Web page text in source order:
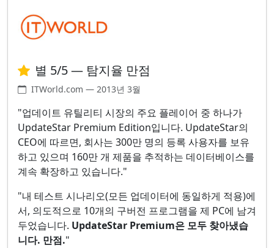
별 5/5 — 탐지율 만점
ITWorld.com — 2013년 3월
"업데이트 유틸리티 시장의 주요 플레이어 중 하나가
UpdateStar Premium Edition입니다. UpdateStar의
CEO에 따르면, 회사는 300만 명의 등록 사용자를 보유
하고 있으며 160만 개 제품을 추적하는 데이터베이스를
계속 확장하고 있습니다."
"내 테스트 시나리오(모든 업데이터에 동일하게 적용)에
서, 의도적으로 10개의 구버전 프로그램을 제 PC에 남겨
두었습니다. UpdateStar Premium은 모두 찾아냈습
니다. 만점."